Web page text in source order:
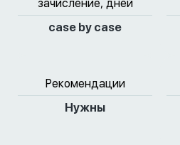
зачисление, дней
case by case
Рекомендации
Нужны